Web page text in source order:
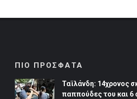
ΠΙΟ ΠΡΟΣΦΑΤΑ
Ταϊλάνδη: 14χρονος
παππούδες του και 6